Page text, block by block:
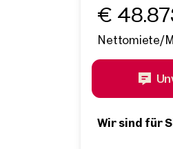
€
Nettomiete/
Wir sind für